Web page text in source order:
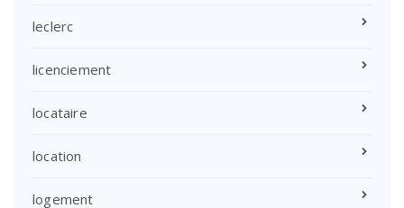
leclerc
licenciement
locataire
location
logement